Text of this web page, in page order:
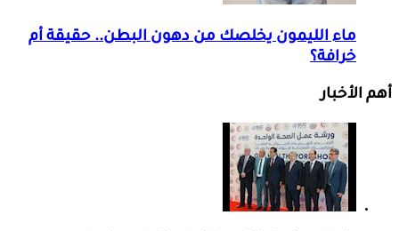
ماء الليمون يخلصك من دهون البطن.. حقيقة أم
خرافة؟
أهم الأخبار